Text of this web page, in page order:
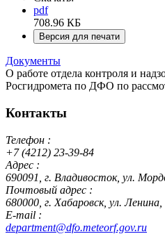
pdf
708.96 КБ
Версия для печати
Документы
О работе отдела контроля и
Росгидромета по ДФО по
Контакты
Телефон :
+7 (4212) 23-39-84
Адрес :
690091, г. Владивосток, ул.
Почтовый адрес :
680000, г. Хабаровск, ул. Ленина,
E-mail :
department@dfo.meteorf.gov.ru